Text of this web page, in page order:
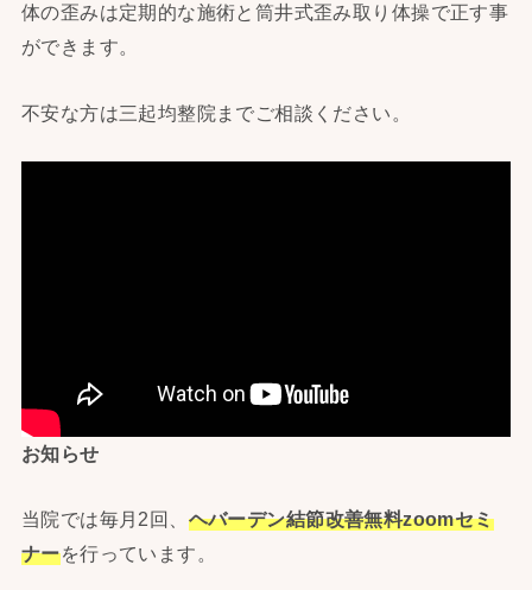
体の歪みは定期的な施術と筒井式歪み取り体操で正す事
ができます。
不安な方は三起均整院までご相談ください。
お知らせ
当院では毎月2回、 ヘバーデン結節改善無料zoomセミ
ナーを行っています。